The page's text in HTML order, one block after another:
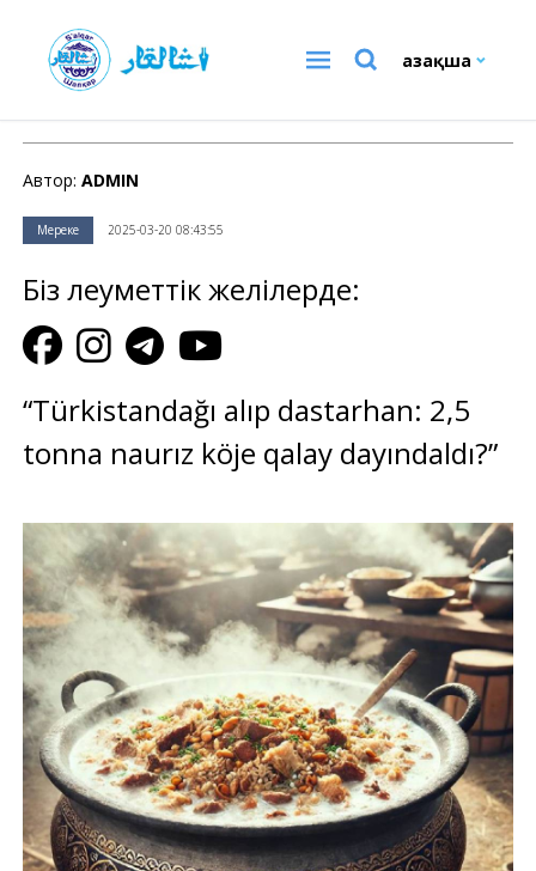
Қазақша
Автор: ADMIN
Мереке 2025-03-20 08:43:55
Біз әлеуметтік желілерде:
“Türkistandağı alıp dastarhan: 2,5
tonna naurız köje qalay dayındaldı?”